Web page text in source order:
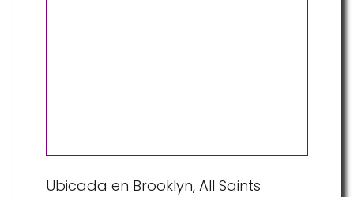
Ubicada en Brooklyn, All Saints